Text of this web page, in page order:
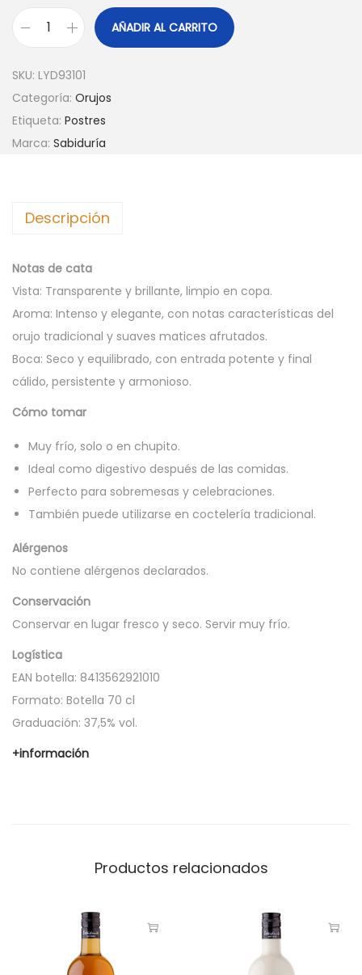
U
J
O
S
I
U
R
Í
A
3
7
%
7
0
c
n
t
i
d
a
d
AÑADIR AL CARRITO
SKU: LYD93101
Categoría: Orujos
Etiqueta: Postres
Marca: Sabiduría
Descripción
Notas de cata
Vista: Transparente y brillante, limpio en copa.
Aroma: Intenso y elegante, con notas características del
orujo tradicional y suaves matices afrutados.
Boca: Seco y equilibrado, con entrada potente y final
cálido, persistente y armonioso.
Cómo tomar
Muy frío, solo o en chupito.
Ideal como digestivo después de las comidas.
Perfecto para sobremesas y celebraciones.
También puede utilizarse en coctelería tradicional.
Alérgenos
No contiene alérgenos declarados.
Conservación
Conservar en lugar fresco y seco. Servir muy frío.
Logística
EAN botella: 8413562921010
Formato: Botella 70 cl
Graduación: 37,5% vol.
+información
Productos relacionados